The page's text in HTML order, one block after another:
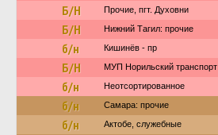
Б/Н Прочие, пгт. Духовни
Б/Н Нижний Тагил: прочие
б/н Кишинёв - пр
Б/Н МУП Норильский транспорт
б/н Неотсортированное
б/н Самара: прочие
б/н Актобе, служебные